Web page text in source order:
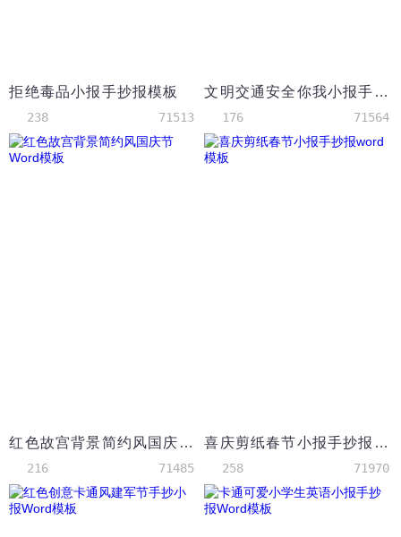
拒绝毒品小报手抄报模板
238 71513
文明交通安全你我小报手抄报word模板
176 71564
红色故宫背景简约风国庆节Word模板
216 71485
喜庆剪纸春节小报手抄报word模板
258 71970